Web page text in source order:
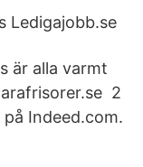
Ledigajobb.se
är alla varmt
2
Indeed.com.